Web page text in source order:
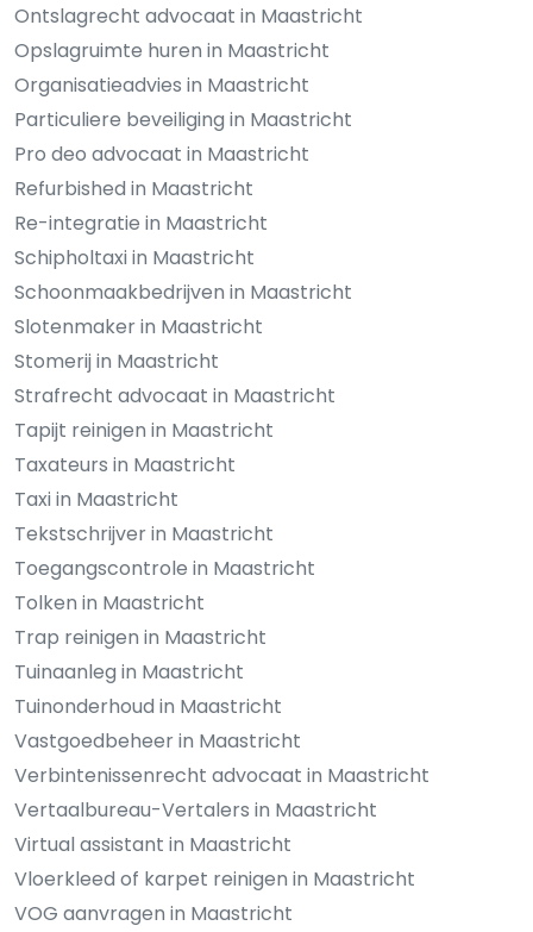
Ontslagrecht advocaat in Maastricht
Opslagruimte huren in Maastricht
Organisatieadvies in Maastricht
Particuliere beveiliging in Maastricht
Pro deo advocaat in Maastricht
Refurbished in Maastricht
Re-integratie in Maastricht
Schipholtaxi in Maastricht
Schoonmaakbedrijven in Maastricht
Slotenmaker in Maastricht
Stomerij in Maastricht
Strafrecht advocaat in Maastricht
Tapijt reinigen in Maastricht
Taxateurs in Maastricht
Taxi in Maastricht
Tekstschrijver in Maastricht
Toegangscontrole in Maastricht
Tolken in Maastricht
Trap reinigen in Maastricht
Tuinaanleg in Maastricht
Tuinonderhoud in Maastricht
Vastgoedbeheer in Maastricht
Verbintenissenrecht advocaat in Maastricht
Vertaalbureau-Vertalers in Maastricht
Virtual assistant in Maastricht
Vloerkleed of karpet reinigen in Maastricht
VOG aanvragen in Maastricht